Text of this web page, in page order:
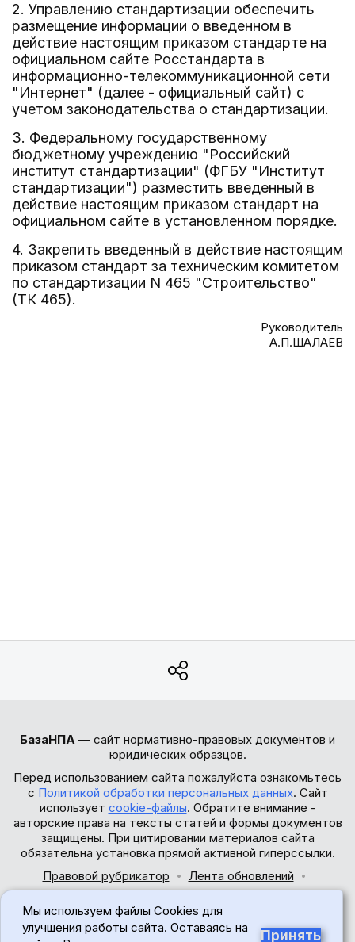
2. Управлению стандартизации обеспечить
размещение информации о введенном в
действие настоящим приказом стандарте на
официальном сайте Росстандарта в
информационно-телекоммуникационной сети
"Интернет" (далее - официальный сайт) с
учетом законодательства о стандартизации.
3. Федеральному государственному
бюджетному учреждению "Российский
институт стандартизации" (ФГБУ "Институт
стандартизации") разместить введенный в
действие настоящим приказом стандарт на
официальном сайте в установленном порядке.
4. Закрепить введенный в действие настоящим
приказом стандарт за техническим комитетом
по стандартизации N 465 "Строительство"
(ТК 465).
Руководитель
А.П.ШАЛАЕВ
БазаНПА — сайт нормативно-правовых документов и
юридических образцов.
Перед использованием сайта пожалуйста ознакомьтесь
с Политикой обработки персональных данных. Сайт
использует cookie-файлы. Обратите внимание -
авторские права на тексты статей и формы документов
защищены. При цитировании материалов сайта
обязательна установка прямой активной гиперссылки.
Правовой рубрикатор
Лента обновлений
© 2017-2026
Мы используем файлы Cookies для
улучшения работы сайта. Оставаясь на
Принять